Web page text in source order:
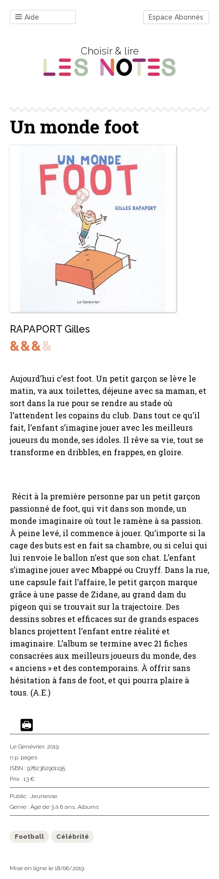
Aide Espace Abonnés
Choisir & lire
Un monde foot
RAPAPORT Gilles
Aujourd’hui c’est foot. Un petit garçon se lève le
matin, va aux toilettes, déjeune avec sa maman, et
sort dans la rue pour se rendre au stade où
l’attendent les copains du club. Dans tout ce qu’il
fait, l’enfant s’imagine jouer avec les meilleurs
joueurs du monde, ses idoles. Il rêve sa vie, tout se
transforme en dribbles, en frappes, en gloire.
Récit à la première personne par un petit garçon
passionné de foot, qui vit dans son monde, un
monde imaginaire où tout le ramène à sa passion.
À peine levé, il commence à jouer. Qu’importe si la
cage des buts est en fait sa chambre, ou si celui qui
lui renvoie le ballon n’est que son chat. L’enfant
s’imagine jouer avec Mbappé ou Cruyff. Dans la rue,
une capsule fait l’affaire, le petit garçon marque
grâce à une passe de Zidane, au grand dam du
pigeon qui se trouvait sur la trajectoire. Des
dessins sobres et efficaces sur de grands espaces
blancs projettent l’enfant entre réalité et
imaginaire. L’album se termine avec 21 fiches
consacrées aux meilleurs joueurs du monde, des
« anciens » et des contemporains. À offrir sans
hésitation à fans de foot, et qui pourra plaire à
tous. (A.E.)
Le Genévrier, 2019
n.p. pages
ISBN : 9782362901195
Prix : 13 €
Public : Jeunesse
Genre : Âge de 3 à 6 ans, Albums
Football Célébrité
Mise en ligne le 18/06/2019